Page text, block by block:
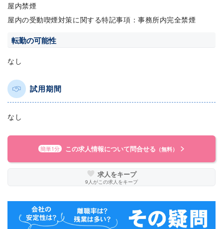
屋内禁煙
屋内の受動喫煙対策に関する特記事項：事務所内完全禁煙
転勤の可能性
なし
試用期間
なし
簡単1分 この求人情報について問合せる （無料）
求人をキープ
9 人がこの求人をキープ